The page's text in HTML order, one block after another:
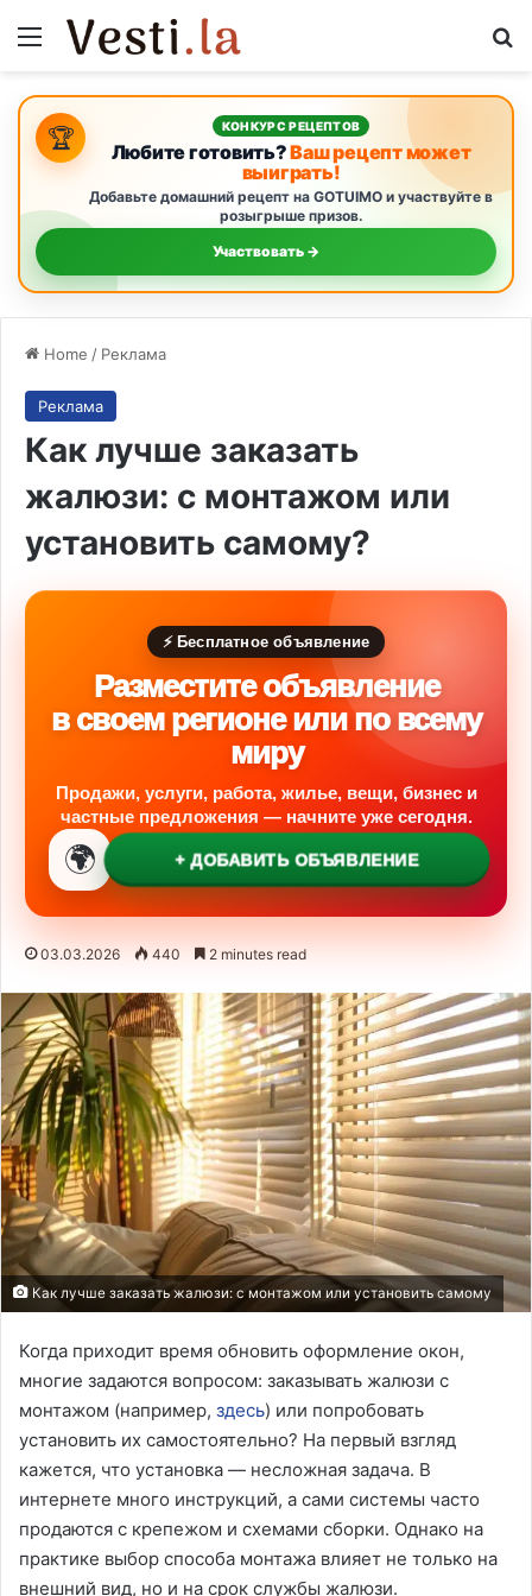
Menu
🏆 КОНКУРС РЕЦЕПТОВ
Любите готовить?Ваш рецепт может
выиграть!
Добавьте домашний рецепт на GOTUIMO и участвуйте в
розыгрыше призов.
Участвовать →
Home / Реклама
Реклама
Как лучше заказать
жалюзи: с монтажом или
установить самому?
⚡ Бесплатное объявление
Разместите объявление
в своем регионе или по всему
миру
Продажи, услуги, работа, жилье, вещи, бизнес и
частные предложения — начните уже сегодня.
🌍 + ДОБАВИТЬ ОБЪЯВЛЕНИЕ
03.03.2026 440 2 minutes read
Как лучше заказать жалюзи: с монтажом или установить самому
Когда приходит время обновить оформление окон,
многие задаются вопросом: заказывать жалюзи с
монтажом (например, здесь) или попробовать
установить их самостоятельно? На первый взгляд
кажется, что установка — несложная задача. В
интернете много инструкций, а сами системы часто
продаются с крепежом и схемами сборки. Однако на
практике выбор способа монтажа влияет не только на
внешний вид, но и на срок службы жалюзи.